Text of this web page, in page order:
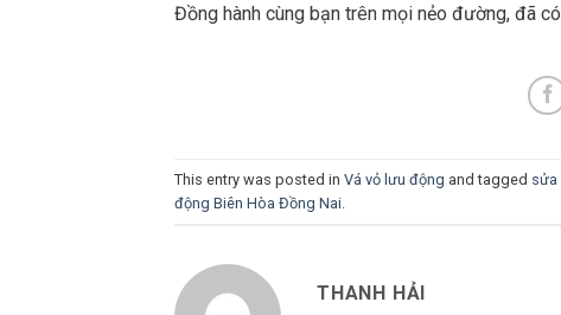
Đồng hành cùng bạn trên mọi nẻo đường, đã
This entry was posted in Vá vỏ lưu động and tagged sửa
động Biên Hòa Đồng Nai
THANH HẢI